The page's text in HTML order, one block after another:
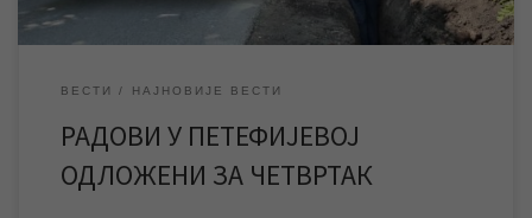
ВЕСТИ НАЈНОВИЈЕ ВЕСТИ
РАДОВИ У ПЕТЕФИЈЕВОЈ
ОДЛОЖЕНИ ЗА ЧЕТВРТАК